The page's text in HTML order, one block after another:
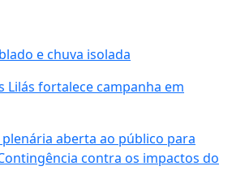
e chuva isolada
Lilás fortalece campanha em
aberta ao público para
contra os impactos do